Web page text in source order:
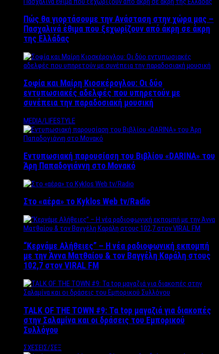
Πώς θα γιορτάσουμε την Ανάσταση στην χώρα μας –
Πασχαλινά έθιμα που ξεχωρίζουν από άκρη σε άκρη
της Ελλάδας
Σοφία και Μαίρη Κιοσκέρογλου: Οι δύο
εντυπωσιακές αδελφές που υπηρετούν με
συνέπεια την παραδοσιακή μουσική
MEDIA/LIFESTYLE
Εντυπωσιακή παρουσίαση του Βιβλίου «DARINA» του
Άρη Παπαδογιάννη στο Μονακό
Στο «αέρα» το Kyklos Web tv/Radio
“Kερνάμε Αλήθειες” – Η νέα ραδιοφωνική εκπομπή
με την Άννα Ματθαίου & τον Βαγγέλη Καράλη στους
102,7 στον VIRAL FM
TALK OF THE TOWN #9: Τα top μαγαζιά για διακοπές
στην Σαλαμίνα και οι δράσεις του Εμπορικού
Συλλόγου
ΣΧΕΣΕΙΣ/ΣΕΞ